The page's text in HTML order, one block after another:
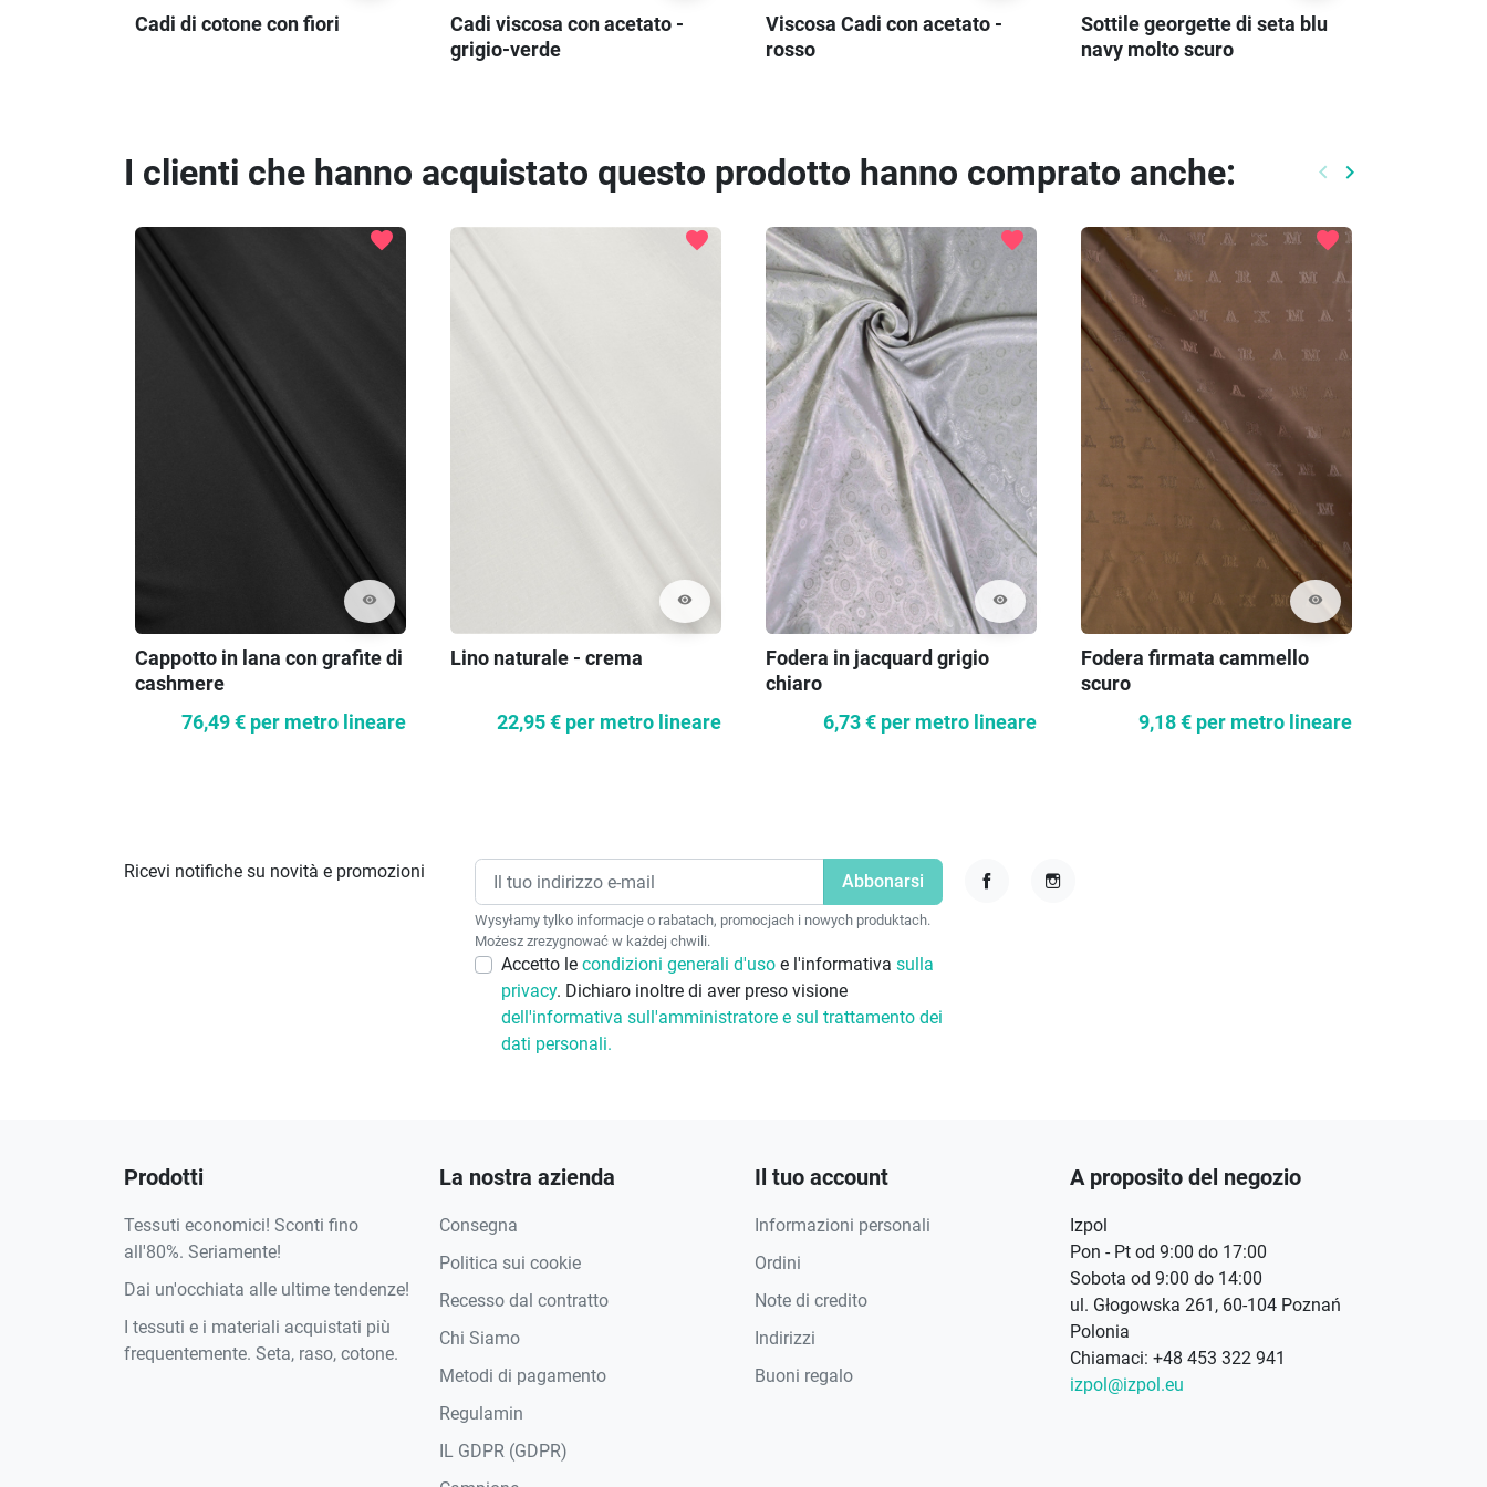
Cadi di cotone con fiori
Cadi viscosa con acetato -
grigio-verde
Viscosa Cadi con acetato -
rosso
Sottile georgette di seta blu
navy molto scuro
I clienti che hanno acquistato questo prodotto hanno comprato anche: Precedente
keyboard_arrow_left Prossimo
keyboard_arrow_right
visibility
favorite
Cappotto in lana con grafite di
cashmere
76,49 € per metro lineare
visibility
favorite
Lino naturale - crema
22,95 € per metro lineare
visibility
favorite
Fodera in jacquard grigio
chiaro
6,73 € per metro lineare
visibility
favorite
Fodera firmata cammello
scuro
9,18 € per metro lineare
Ricevi notifiche su novità e promozioni
Wysyłamy tylko informacje o rabatach, promocjach i nowych produktach.
Możesz zrezygnować w każdej chwili.
Accetto le condizioni generali d'uso e l'informativa sulla
privacy. Dichiaro inoltre di aver preso visione
dell'informativa sull'amministratore e sul trattamento dei
dati personali.
Prodotti
Tessuti economici! Sconti fino
all'80%. Seriamente!
Dai un'occhiata alle ultime tendenze!
I tessuti e i materiali acquistati più
frequentemente. Seta, raso, cotone.
La nostra azienda
Consegna
Politica sui cookie
Recesso dal contratto
Chi Siamo
Metodi di pagamento
Regulamin
IL GDPR (GDPR)
Il tuo account
Informazioni personali
Ordini
Note di credito
Indirizzi
Buoni regalo
A proposito del negozio
Izpol
Pon - Pt od 9:00 do 17:00
Sobota od 9:00 do 14:00
ul. Głogowska 261, 60-104 Poznań
Polonia
Chiamaci: +48 453 322 941
izpol@izpol.eu